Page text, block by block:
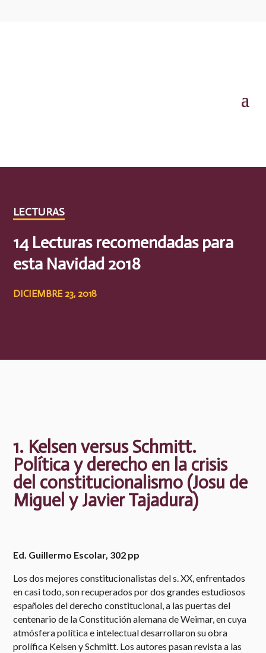
LECTURAS
14 Lecturas recomendadas para
esta Navidad 2018
DICIEMBRE 23, 2018
1. Kelsen versus Schmitt.
Política y derecho en la crisis
del constitucionalismo (Josu de
Miguel y Javier Tajadura)
Ed. Guillermo Escolar, 302 pp
Los dos mejores constitucionalistas del s. XX, enfrentados
en casi todo, son recuperados por dos grandes estudiosos
españoles del derecho constitucional, a las puertas del
centenario de la Constitución alemana de Weimar, en cuya
atmósfera política e intelectual desarrollaron su obra
prolífica Kelsen y Schmitt. Los autores pasan revista a las